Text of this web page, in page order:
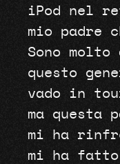
iPod nel
mio padre
Sono
questo
vado in
ma
mi ha
mi ha fatto